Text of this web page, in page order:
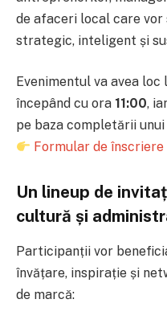
de afaceri local care
strategic, inteligent și
Evenimentul va avea loc
începând cu ora 11:00,
pe baza completării
Formular de înscriere
Un lineup de
cultură și
Participanții vor
învățare, inspirație și
de marcă: